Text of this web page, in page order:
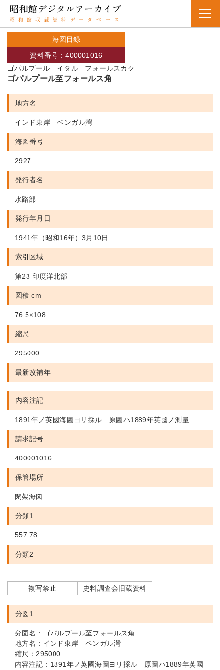
海図目録
ゴパルプール イタル フォールスカク
資料番号：400001016
ゴパルプール至フォールス角
地方名
インド東岸 ベンガル灣
海図番号
2927
発行者名
水路部
発行年月日
1941年（昭和16年）3月10日
索引区域
第23 印度洋北部
図積 cm
76.5×108
縮尺
295000
最新改補年
内容注記
1891年ノ英國海圖ヨリ採ル 原圖ハ1889年英國ノ測量
請求記号
400001016
保管場所
閉架海図
分類1
557.78
分類2
複写禁止 史料調査会旧蔵資料
分図1
分図名：ゴパルプール至フォールス角
地方名：インド東岸 ベンガル灣
縮尺：295000
内容注記：1891年ノ英國海圖ヨリ採ル 原圖ハ1889年英國